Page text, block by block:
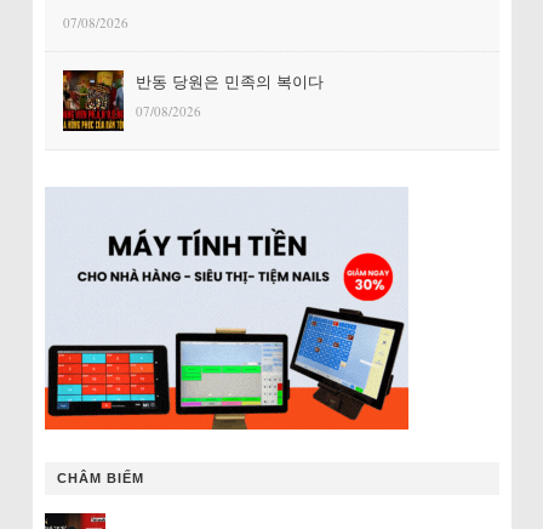
07/08/2026
반동 당원은 민족의 복이다
07/08/2026
CHÂM BIẾM